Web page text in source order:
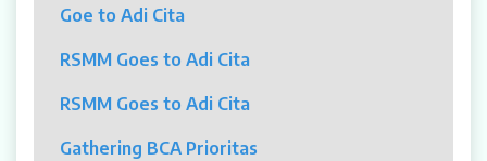
Goe to Adi Cita
RSMM Goes to Adi Cita
RSMM Goes to Adi Cita
Gathering BCA Prioritas